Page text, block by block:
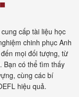
cấp tài liệu học
chinh phục Anh
mọi đối tượng, từ
Bạn có thể tìm thấy
cùng các bí
hiệu quả.